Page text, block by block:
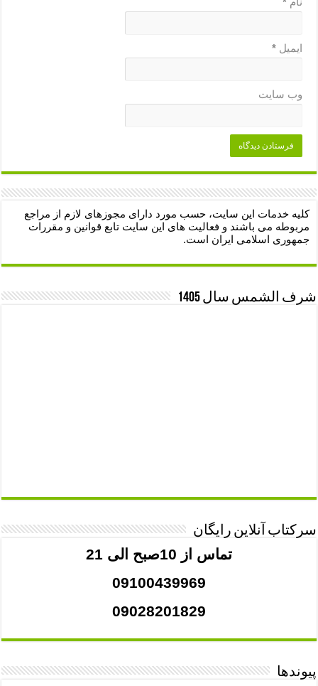
ایمیل*
وب‌ سایت
کلیه خدمات این سایت، حسب مورد دارای مجوزهای لازم از مراجع
مربوطه می باشند و فعالیت های این سایت تابع قوانین و مقررات
جمهوری اسلامی ایران است.
شرف الشمس سال 1405
سرکتاب آنلاین رایگان
تماس از 10صبح الی 21
09100439969
09028201829
پیوندها